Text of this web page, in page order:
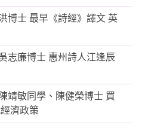
博士 最早《詩經》譯文 英
志廉博士 惠州詩人江逢辰
靖敏同學、陳健榮博士 買
濟政策